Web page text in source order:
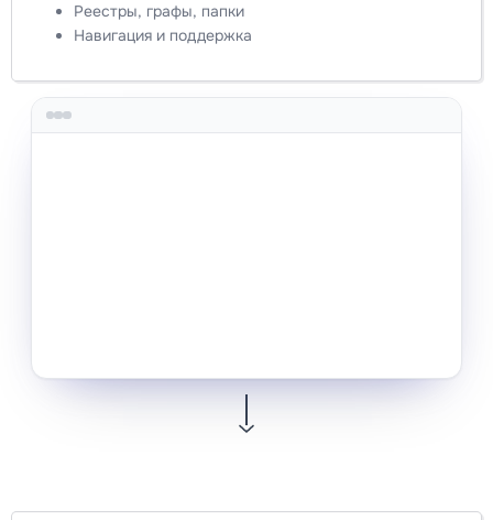
Реестры, графы, папки
Навигация и поддержка